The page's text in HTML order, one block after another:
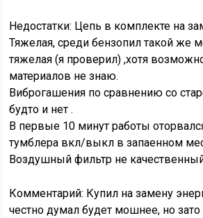
Недостатки: Цепь в комплекте на
Тяжелая, среди бензопил такой же
тяжелая (я проверил) ,хотя
материалов не знаю.
Виброгашения по сравнению со
будто и нет .
В первые 10 минут работы
тумблера вкл/выкл в запаенном
Воздушный фильтр не
Комментарий: Купил на замену
честно думал будет мошнее, но